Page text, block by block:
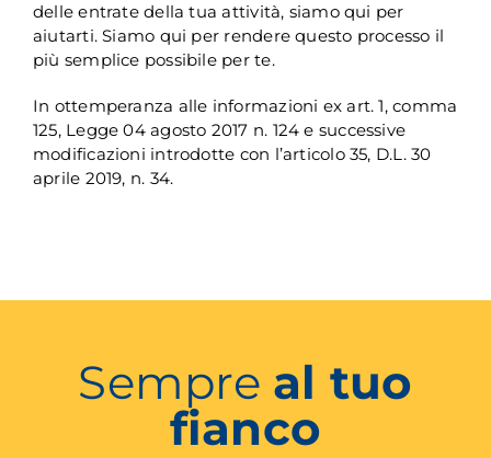
delle entrate della tua attività, siamo qui per
aiutarti. Siamo qui per rendere questo processo il
più semplice possibile per te.
In ottemperanza alle informazioni ex art. 1, comma
125, Legge 04 agosto 2017 n. 124 e successive
modificazioni introdotte con l’articolo 35, D.L. 30
aprile 2019, n. 34.
Sempre al tuo
fianco